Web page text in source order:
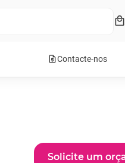
local_mall
request_quoteContacte-nos
Solicite um